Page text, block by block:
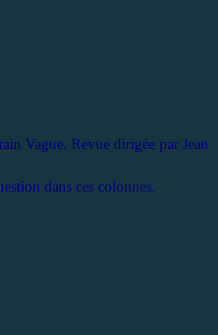
Vague. Revue dirigée par Jean
dans ces colonnes.